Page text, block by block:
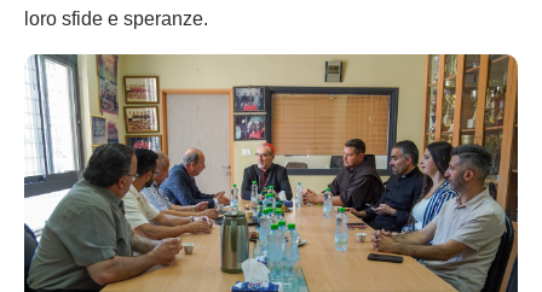
loro sfide e speranze.